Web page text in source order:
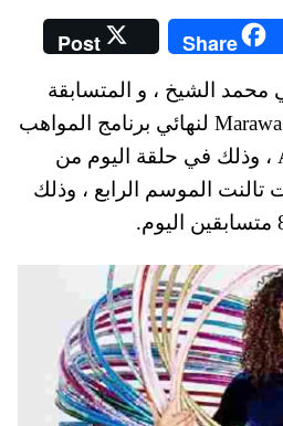
Share
Post
الشيخ ، و المتسابقة
الصومالية Marawa the amazing لنهائي برنامج المواهب
العربية Arabs Got talent ، وذلك في حلقة اليوم من
الموسم الرابع ، وذلك